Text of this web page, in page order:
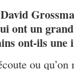
ont un
ont-ils une
ou qu’on